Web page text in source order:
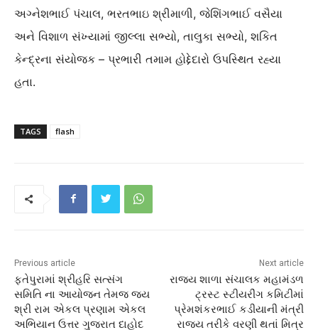
અગ્નેશભાઈ પંચાલ, ભરતભાઇ શ્રીમાળી, જેશિંગભાઈ વસૈયા
અને વિશાળ સંખ્યામાં જીલ્લા સભ્યો, તાલુકા સભ્યો, શકિત
કેન્દ્રના સંયોજક – પ્રભારી તમામ હોદ્દેદારો ઉપસ્થિત રહ્યા
હતા.
TAGS flash
Previous article
ફતેપુરામાં શ્રીહરિ સત્સંગ
સમિતિ ના આયોજન તેમજ જય
શ્રી રામ એકલ પ્રણામ એકલ
અભિયાન ઉત્તર ગુજરાત દાહોદ
Next article
રાજ્ય શાળા સંચાલક મહામંડળ
ટ્રસ્ટ સ્ટીયરીંગ કમિટીમાં
પ્રેમશંકરભાઈ કડીયાની મંત્રી
રાજ્ય તરીકે વરણી થતાં મિત્ર